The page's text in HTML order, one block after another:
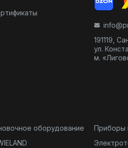
191119,
ул.
м.
оборудование
Приборы